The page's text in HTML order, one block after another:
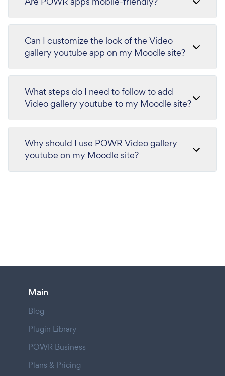
Can I customize the look of the Video
gallery youtube app on my Moodle site?
What steps do I need to follow to add
Video gallery youtube to my Moodle site?
Why should I use POWR Video gallery
youtube on my Moodle site?
Main
Blog
Plugin Library
POWR Business
Plans & Pricing